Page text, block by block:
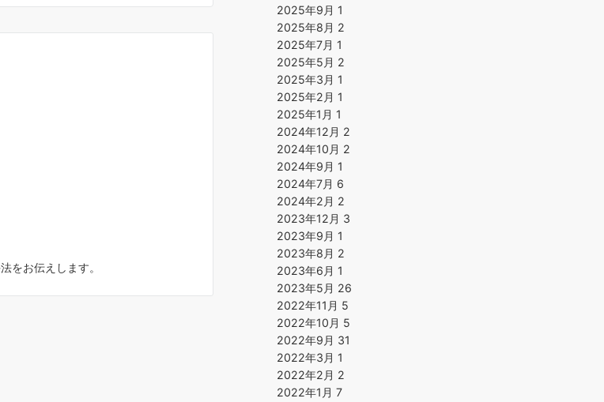
をお伝えします。
2025年9月 1
2025年8月 2
2025年7月 1
2025年5月 2
2025年3月 1
2025年2月 1
2025年1月 1
2024年12月 2
2024年10月 2
2024年9月 1
2024年7月 6
2024年2月 2
2023年12月 3
2023年9月 1
2023年8月 2
2023年6月 1
2023年5月 26
2022年11月 5
2022年10月 5
2022年9月 31
2022年3月 1
2022年2月 2
2022年1月 7